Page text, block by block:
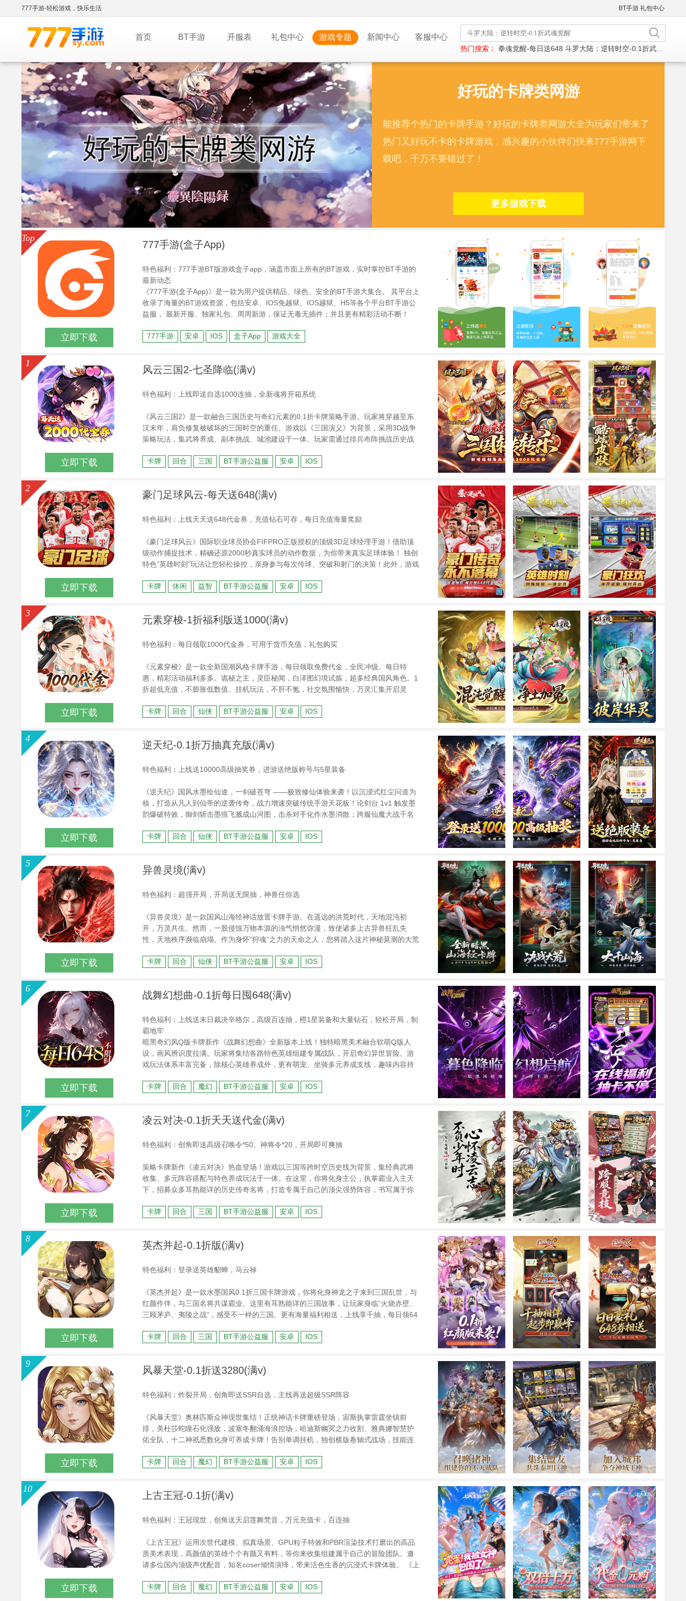
777手游-轻松游戏，快乐生活 BT手游 礼包中心
首页 BT手游 开服表 礼包中心 游戏专题 新闻中心 客服中心
热门搜索： 拳魂觉醒-每日送648 斗罗大陆：逆转时空-0.1折武魂觉醒
好玩的卡牌类网游
能推荐个热门的卡牌手游？好玩的卡牌类网游大全为玩家们带来了
热门又好玩不卡的卡牌游戏，感兴趣的小伙伴们快来777手游网下
载吧，千万不要错过了！
更多游戏下载
立即下载
777手游(盒子App)
特色福利：777手游BT版游戏盒子app，涵盖市面上所有的BT游戏，实时掌控BT手游的
最新动态
《777手游(盒子App)》是一款为用户提供精品、绿色、安全的BT手游大集合。 其平台上
收录了海量的BT游戏资源，包括安卓、IOS免越狱、IOS越狱、H5等各个平台BT手游公
益服， 最新开服、独家礼包、周周新游，保证无毒无插件；并且更有精彩活动不断！
777手游 安卓 IOS 盒子App 游戏大全
Top
立即下载
风云三国2-七圣降临(满v)
特色福利：上线即送自选1000连抽，全新魂将开箱系统
《风云三国2》是一款融合三国历史与奇幻元素的0.1折卡牌策略手游。玩家将穿越至东
汉末年，肩负修复被破坏的三国时空的重任。游戏以《三国演义》为背景，采用3D战争
策略玩法，集武将养成、副本挑战、城池建设于一体。玩家需通过排兵布阵挑战历史战
C三端数据互通，并赠送自选1000连抽、神魔武将等海量福利！~
卡牌 回合 三国 BT手游公益服 安卓 IOS
1
立即下载
豪门足球风云-每天送648(满v)
特色福利：上线天天送648代金券，充值钻石可存，每日充值海量奖励
《豪门足球风云》国际职业球员协会FIFPRO正版授权的顶级3D足球经理手游！借助顶
级动作捕捉技术，精确还原2000秒真实球员的动作数据，为你带来真实足球体验！ 独创
特色“英雄时刻”玩法让您轻松操控，亲身参与每次传球、突破和射门的决策！此外，游戏
卡牌
休闲 益智 BT手游公益服 安卓 IOS
2
立即下载
元素穿梭-1折福利版送1000(满v)
特色福利：每日领取1000代金券，可用于货币充值，礼包购买
《元素穿梭》是一款全新国潮风格卡牌手游，每日领取免费代金，全民冲级。每日特
惠，精彩活动福利多多。诡秘之主，灵臣秘闻，白泽图幻境试炼，超多经典国风角色。1
折超低充值，不膨胀低数值。挂机玩法，不肝不氪，社交氛围愉快，万灵汇集开启灵
卡牌
回合 仙侠 BT手游公益服 安卓 IOS
3
立即下载
逆天纪-0.1折万抽真充版(满v)
特色福利：上线送10000高级抽奖券，进游送绝版称号与5星装备
《逆天纪》国风水墨绘仙途，一剑破苍穹 ——极致修仙体验来袭！以沉浸式红尘问道为
核，打造从凡人到仙帝的逆袭传奇，战力增速突破传统手游天花板！论剑台 1v1 触发墨
韵爆破特效，御剑斩击墨痕飞溅成山河图，击杀对手化作水墨消散；跨服仙魔大战千名
劫具象化为水墨巨蟒缠绕角色，突破瞬间全屏泼墨成天门初开震撼 CG！
卡牌 回合 仙侠 BT手游公益服 安卓 IOS
4
立即下载
异兽灵境(满v)
特色福利：超强开局，开局送无限抽，神兽任你选
《异兽灵境》是一款国风山海经神话放置卡牌手游。在遥远的洪荒时代，天地混沌初
开，万灵共生。然而，一股侵蚀万物本源的浊气悄然弥漫，致使诸多上古异兽狂乱失
性，天地秩序濒临崩塌。作为身怀“狩魂”之力的天命之人，您将踏入这片神秘莫测的大荒
界异变的真相，重铸天地秩序，书写属于您的山海故事。
卡牌 回合 仙侠 BT手游公益服 安卓 IOS
5
立即下载
战舞幻想曲-0.1折每日囤648(满v)
特色福利：上线送末日裁决辛格尔，高级百连抽，橙1星装备和大量钻石，轻松开局，制
霸地牢
暗黑奇幻风Q版卡牌新作《战舞幻想曲》全新版本上线！独特暗黑美术融合软萌Q版人
设，画风辨识度拉满。玩家将集结各路特色英雄组建专属战队，开启奇幻异世冒险。游
戏玩法体系丰富完备，除核心英雄养成外，更有萌宠、坐骑多元养成支线，趣味内容持
技能书，养成资源轻松获取。
卡牌 回合 魔幻 BT手游公益服 安卓 IOS
6
立即下载
凌云对决-0.1折天天送代金(满v)
特色福利：创角即送高级召唤令*50、神将令*20，开局即可爽抽
策略卡牌新作《凌云对决》热血登场！游戏以三国等跨时空历史线为背景，集经典武将
收集、多元阵容搭配与特色养成玩法于一体。在这里，你将化身主公，执掌霸业入主天
下，招募众多耳熟能详的历史传奇名将，打造专属于自己的顶尖强势阵容，书写属于你
卡牌
回合 三国 BT手游公益服 安卓 IOS
7
立即下载
英杰并起-0.1折版(满v)
特色福利：登录送英雄貂蝉，马云禄
《英杰并起》是一款水墨国风0.1折三国卡牌游戏，你将化身神龙之子来到三国乱世，与
红颜作伴，与三国名将共谋霸业。这里有耳熟能详的三国故事，让玩家身临“火烧赤壁、
三顾茅庐、夷陵之战”，感受不一样的三国。更有海量福利相送，上线享千抽，每日领64
卡牌
回合 三国 BT手游公益服 安卓 IOS
8
立即下载
风暴天堂-0.1折送3280(满v)
特色福利：炸裂开局，创角即送SSR自选，主线再送超级SSR阵容
《风暴天堂》奥林匹斯众神现世集结！正统神话卡牌重磅登场，宙斯执掌雷霆坐镇前
排，美杜莎蛇瞳石化强敌，波塞冬翻涌海浪控场，哈迪斯幽冥之力收割、雅典娜智慧护
佑全队，十二神祇悉数化身可养成卡牌！告别单调挂机，独创横版卷轴式战场，技能连
队，招募传说神明，征战奥林匹斯，书写属于你的神话史诗！
卡牌 回合 魔幻 BT手游公益服 安卓 IOS
9
立即下载
上古王冠-0.1折(满v)
特色福利：王冠现世，创角送天启莲舞梵音，万元充值卡，百连抽
《上古王冠》运用次世代建模、拟真场景、GPU粒子特效和PBR渲染技术打磨出的高品
质美术表现，高颜值的英雄个个有颜又有料，等你来收集组建属于自己的冒险团队。邀
请多位国内顶级声优配音，知名coser倾情演绎，带来活色生香的沉浸式卡牌体验。 《上
置玩法，不肝也不会掉队，好玩又轻松！
卡牌 回合 魔幻 BT手游公益服 安卓 IOS
10